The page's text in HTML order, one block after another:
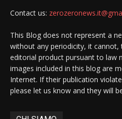
Contact us:
This Blog does not represent a
without any periodicity, it cannot,
editorial product pursuant to law
images included in this blog are
Internet. If their publication
please let us know and they will